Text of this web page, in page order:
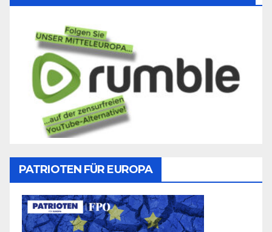
PATRIOTEN FÜR EUROPA